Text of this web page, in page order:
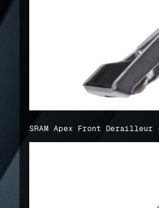
SRAM Apex Front Derailleur